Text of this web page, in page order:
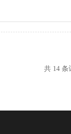
共 14